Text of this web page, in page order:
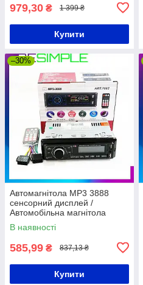
979,30 ₴ 1 399 ₴
Купити
–30%
Автомагнітола MP3 3888
сенсорний дисплей /
Автомобільна магнітола
В наявності
585,99 ₴ 837,13 ₴
Купити